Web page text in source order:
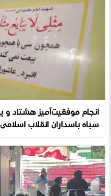
انجام موفقیت‌آمیز هشتاد و
سپاه پاسداران انقلاب اسلامی